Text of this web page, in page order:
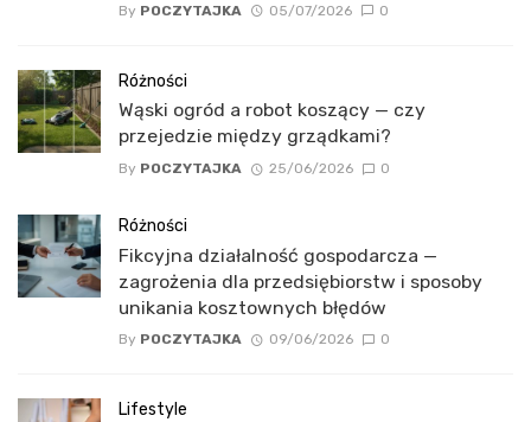
By POCZYTAJKA 05/07/2026 0
Różności
Wąski ogród a robot koszący — czy
przejedzie między grządkami?
By POCZYTAJKA 25/06/2026 0
Różności
Fikcyjna działalność gospodarcza —
zagrożenia dla przedsiębiorstw i sposoby
unikania kosztownych błędów
By POCZYTAJKA 09/06/2026 0
Lifestyle